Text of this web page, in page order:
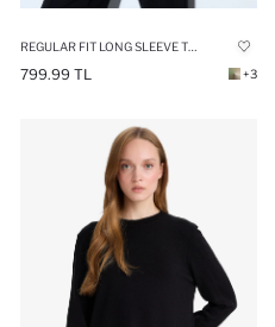
799.99 TL +3